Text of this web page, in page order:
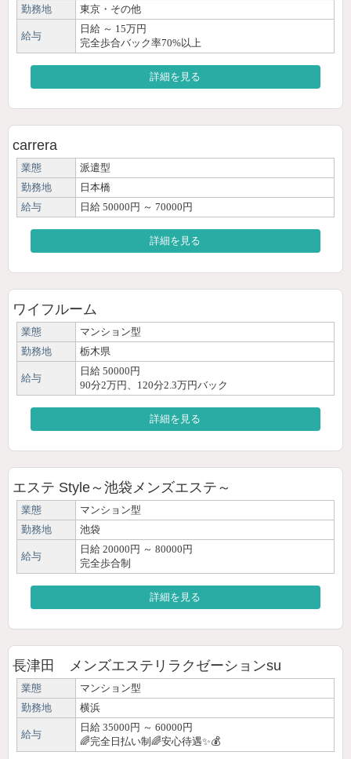
勤務地
東京・その他
給与
日給 ～ 15万円
完全歩合バック率70%以上
詳細を見る
carrera
業態
派遣型
勤務地
日本橋
給与
日給 50000円 ～ 70000円
詳細を見る
ワイフルーム
業態
マンション型
勤務地
栃木県
給与
日給 50000円
90分2万円、120分2.3万円バック
詳細を見る
エステ Style～池袋メンズエステ～
業態
マンション型
勤務地
池袋
給与
日給 20000円 ～ 80000円
完全歩合制
詳細を見る
長津田 メンズエステリラクゼーションsu
業態
マンション型
勤務地
横浜
給与
日給 35000円 ～ 60000円
🌈完全日払い制🌈安心待遇✨💰